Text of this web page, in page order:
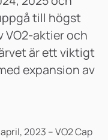
till högst
VO2-aktier och
är ett viktigt
expansion av
2023 – VO2 Cap